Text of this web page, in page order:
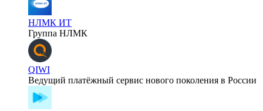
НЛМК ИТ
Группа НЛМК
QIWI
Ведущий платёжный сервис нового поколения в России